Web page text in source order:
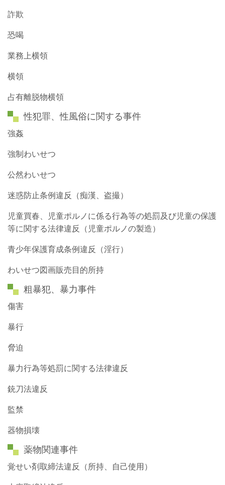
詐欺
恐喝
業務上横領
横領
占有離脱物横領
性犯罪、性風俗に関する事件
強姦
強制わいせつ
公然わいせつ
迷惑防止条例違反（痴漢、盗撮）
児童買春、児童ポルノに係る行為等の処罰及び児童の保護
等に関する法律違反（児童ポルノの製造）
青少年保護育成条例違反（淫行）
わいせつ図画販売目的所持
粗暴犯、暴力事件
傷害
暴行
脅迫
暴力行為等処罰に関する法律違反
銃刀法違反
監禁
器物損壊
薬物関連事件
覚せい剤取締法違反（所持、自己使用）